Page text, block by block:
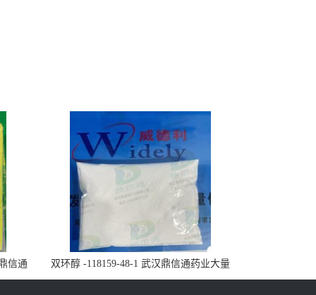
信通
双环醇 -118159-48-1 武汉鼎信通药业大量
现货供应